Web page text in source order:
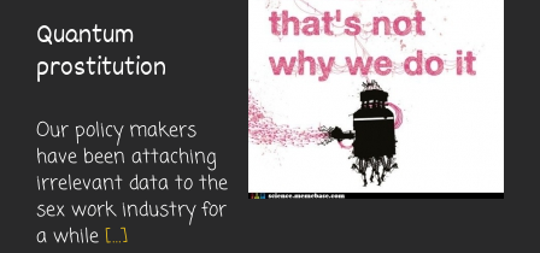
Quantum
prostitution
Our policy makers
have been attaching
irrelevant data to the
sex work industry for
a while […]